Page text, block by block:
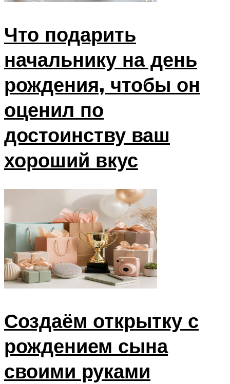
Что подарить
начальнику на день
рождения, чтобы он
оценил по
достоинству ваш
хороший вкус
Создаём открытку с
рождением сына
своими руками